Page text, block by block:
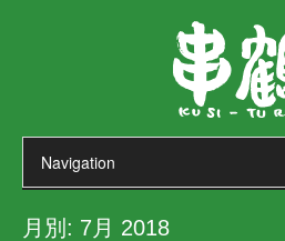
月別: 7月 2018